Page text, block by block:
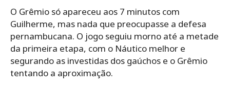
O Grêmio só apareceu aos 7 minutos com
Guilherme, mas nada que preocupasse a defesa
pernambucana. O jogo seguiu morno até a metade
da primeira etapa, com o Náutico melhor e
segurando as investidas dos gaúchos e o Grêmio
tentando a aproximação.